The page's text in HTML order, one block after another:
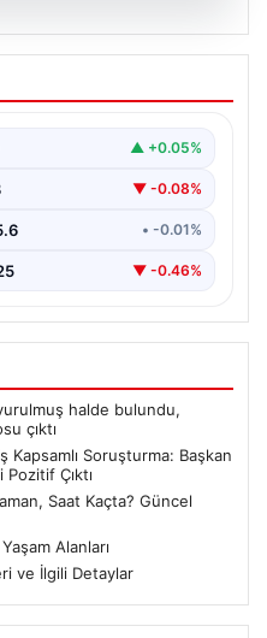
Geniş
Başkan
yer alan belediyeye
soruşturmanın son
▲ +0.05%
▼ -0.08%
• -0.01%
▼ -0.46%
halde bulundu,
çıktı
Kapsamlı Soruşturma: Başkan
Pozitif Çıktı
Saat Kaçta? Güncel
Alanları
ve İlgili Detaylar